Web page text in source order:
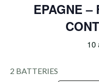
EPAGNE –
10
2 BATTERIES